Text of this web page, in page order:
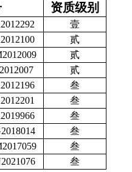
资质级别
壹
贰
贰
贰
叁
叁
叁
叁
叁
叁